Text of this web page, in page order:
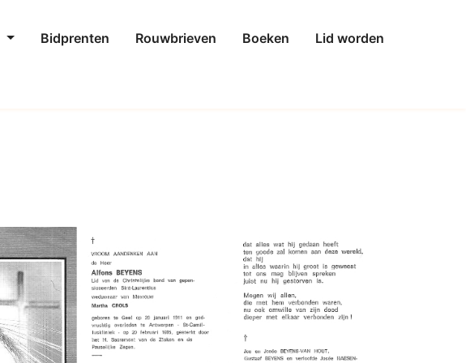
Bidprenten Rouwbrieven Boeken
Lid worden